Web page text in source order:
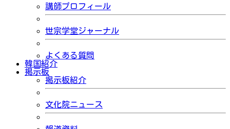
講師プロフィール
世宗学堂ジャーナル
よくある質問
韓国紹介
掲示板
掲示板紹介
文化院ニュース